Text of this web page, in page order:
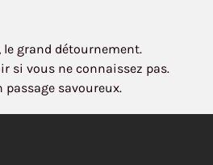
le grand détournement.
si vous ne connaissez pas.
passage savoureux.